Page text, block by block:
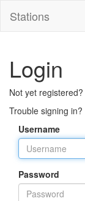
Stations
Login
Not yet registered?
Trouble signing in?
Username
Password